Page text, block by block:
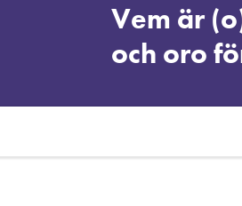
Vem är
och oro